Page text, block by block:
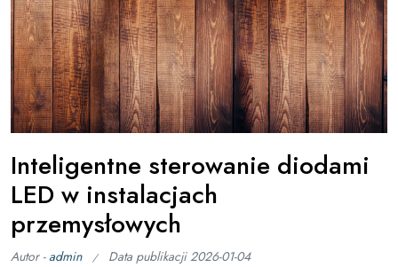
Inteligentne sterowanie diodami
LED w instalacjach
przemysłowych
Autor -admin Data publikacji2026-01-04